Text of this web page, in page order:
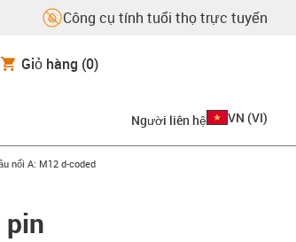
Công cụ tính tuổi thọ trực tuyến
Giỏ hàng (0)
Người liên hệ VN (VI)
nối A: M12 d-coded
pin